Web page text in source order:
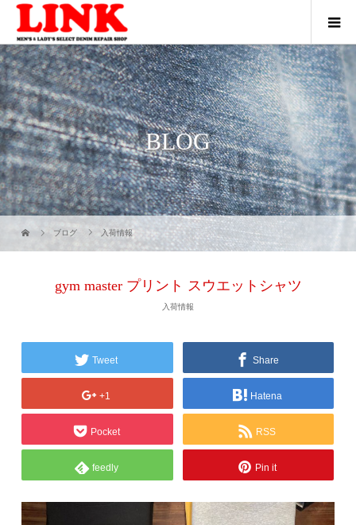
BLOG
ブログ 入荷情報
gym master プリント スウエットシャツ
入荷情報
Tweet Share
+1 Hatena
Pocket RSS
feedly Pin it